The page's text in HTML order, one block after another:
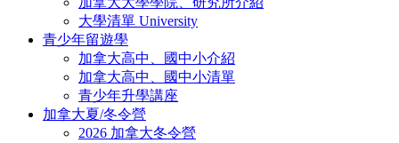
大學清單 University
青少年留遊學
加拿大高中、國中小介紹
加拿大高中、國中小清單
青少年升學講座
加拿大夏/冬令營
2026 加拿大冬令營